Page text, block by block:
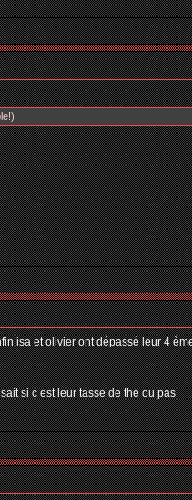
isa et olivier ont dépassé leur 4
si c est leur tasse de thé ou pas